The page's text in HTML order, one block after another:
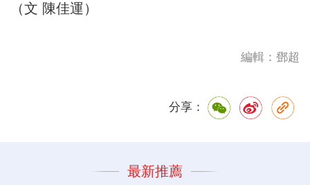
（文 陳佳運）
編輯：鄧超
分享：
最新推薦